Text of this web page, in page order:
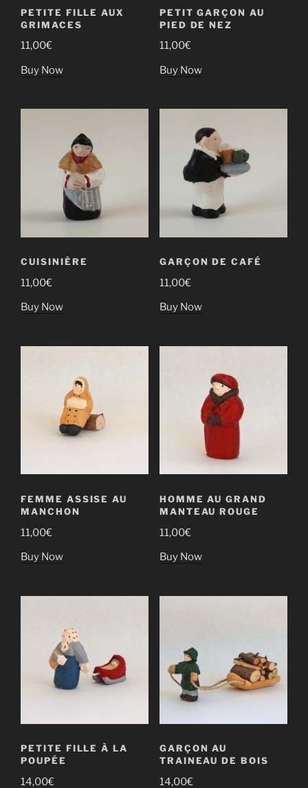
PETITE FILLE AUX
GRIMACES
11,00€
Buy Now
PETIT GARÇON AU
PIED DE NEZ
11,00€
Buy Now
CUISINIÈRE
11,00€
Buy Now
GARÇON DE CAFÉ
11,00€
Buy Now
FEMME ASSISE AU
MANCHON
11,00€
Buy Now
HOMME AU GRAND
MANTEAU ROUGE
11,00€
Buy Now
PETITE FILLE À LA
POUPÉE
14,00€
GARÇON AU
TRAINEAU DE BOIS
14,00€